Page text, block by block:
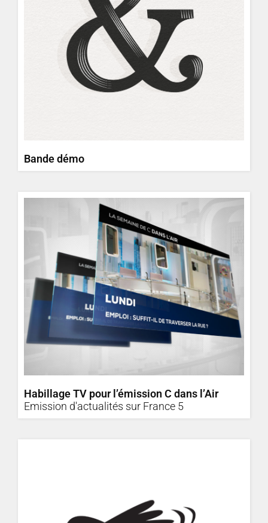
Bande démo
Habillage TV pour l’émission C dans l’Air
Emission d'actualités sur France 5